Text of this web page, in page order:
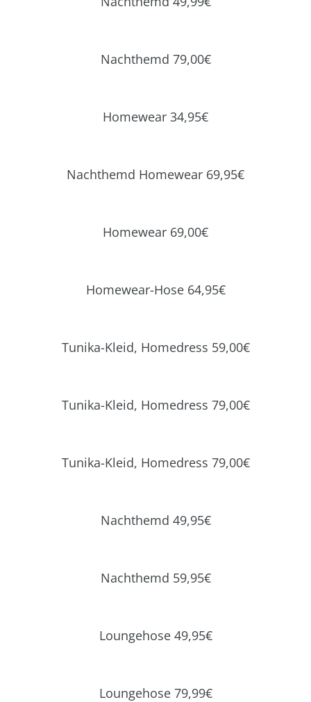
Nachthemd 79,00€
Homewear 34,95€
Nachthemd Homewear 69,95€
Homewear 69,00€
Homewear-Hose 64,95€
Tunika-Kleid, Homedress 59,00€
Tunika-Kleid, Homedress 79,00€
Tunika-Kleid, Homedress 79,00€
Nachthemd 49,95€
Nachthemd 59,95€
Loungehose 49,95€
Loungehose 79,99€